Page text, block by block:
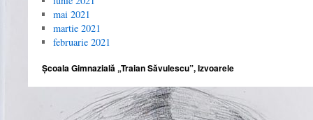
mai 2021
martie 2021
februarie 2021
Școala Gimnazială „Traian Săvulescu”, Izvoarele